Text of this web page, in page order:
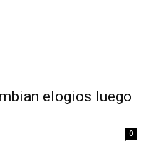
elogios luego
0